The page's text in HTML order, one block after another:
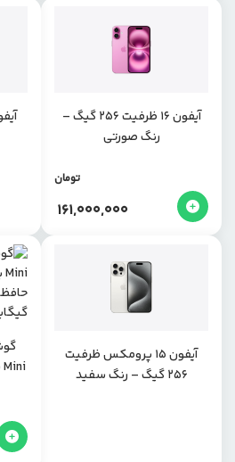
آیفون 16 ظرفیت 256 گیگ –
رنگ صورتی
161,000,000
تومان
آیفون ۱۵ پرومکس ظرفیت
۲۵۶ گیگ – رنگ سفید